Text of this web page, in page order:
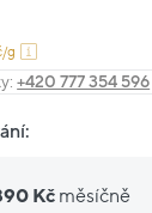
g
+420 777 354 596
Kč měsíčně